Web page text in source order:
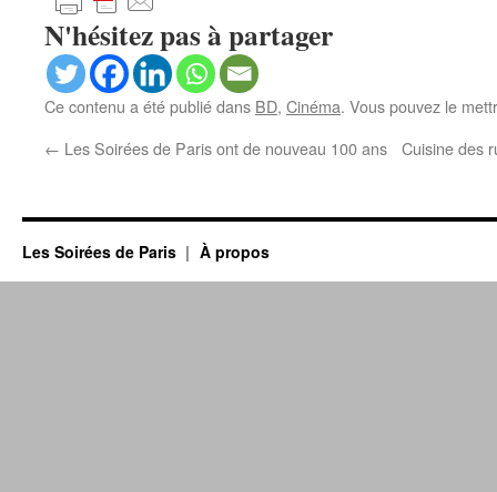
N'hésitez pas à partager
Ce contenu a été publié dans BD, Cinéma. Vous pouvez le
← Les Soirées de Paris ont de nouveau 100 ans Cuisine des
Les Soirées de Paris À propos